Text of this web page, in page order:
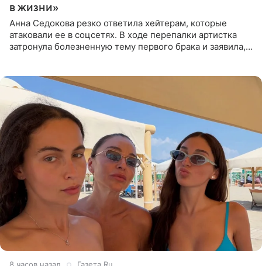
в жизни»
Анна Седокова резко ответила хейтерам, которые
атаковали ее в соцсетях. В ходе перепалки артистка
затронула болезненную тему первого брака и заявила,